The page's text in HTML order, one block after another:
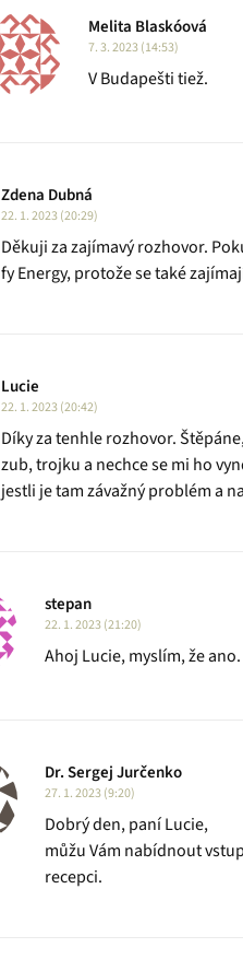
Melita Blaskóová
7. 3. 2023 (14:53)
V Budapešti tiež.
Zdena Dubná
22. 1. 2023 (20:29)
Děkuji za zajímavý rozhovor.
fy Energy, protože se také
Lucie
22. 1. 2023 (20:42)
Díky za tenhle rozhovor.
zub, trojku a nechce se mi ho
jestli je tam závažný problém a
stepan
22. 1. 2023 (21:20)
Ahoj Lucie, myslím, že
Dr. Sergej Jurčenko
27. 1. 2023 (9:20)
Dobrý den, paní Lucie,
můžu Vám nabídnout
recepci.